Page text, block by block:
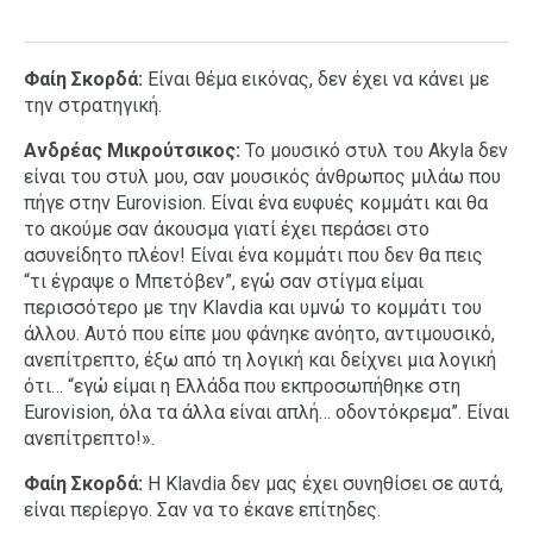
Φαίη Σκορδά: Είναι θέμα εικόνας, δεν έχει να κάνει με
την στρατηγική.
Ανδρέας Μικρούτσικος: Το μουσικό στυλ του Akyla δεν
είναι του στυλ μου, σαν μουσικός άνθρωπος μιλάω που
πήγε στην Eurovision. Είναι ένα ευφυές κομμάτι και θα
το ακούμε σαν άκουσμα γιατί έχει περάσει στο
ασυνείδητο πλέον! Είναι ένα κομμάτι που δεν θα πεις
“τι έγραψε ο Μπετόβεν”, εγώ σαν στίγμα είμαι
περισσότερο με την Klavdia και υμνώ το κομμάτι του
άλλου. Αυτό που είπε μου φάνηκε ανόητο, αντιμουσικό,
ανεπίτρεπτο, έξω από τη λογική και δείχνει μια λογική
ότι… “εγώ είμαι η Ελλάδα που εκπροσωπήθηκε στη
Eurovision, όλα τα άλλα είναι απλή… οδοντόκρεμα”. Είναι
ανεπίτρεπτο!».
Φαίη Σκορδά: Η Klavdia δεν μας έχει συνηθίσει σε αυτά,
είναι περίεργο. Σαν να το έκανε επίτηδες.